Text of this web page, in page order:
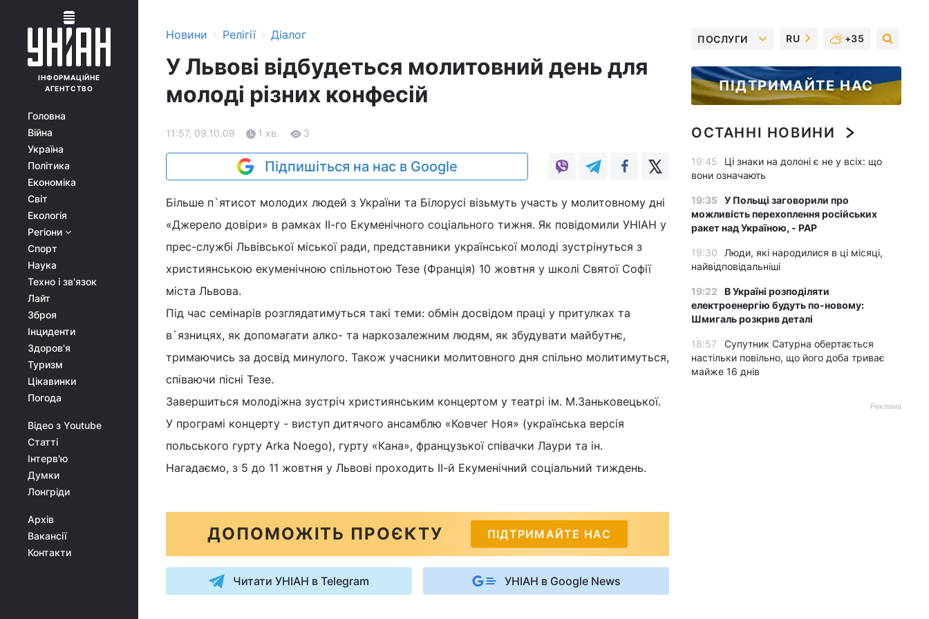
ІНФОРМАЦІЙНЕ
АГЕНТСТВО
Головна
Війна
Україна
Політика
Економіка
Світ
Екологія
Регіони
Спорт
Наука
Техно і зв'язок
Лайт
Зброя
Інциденти
Здоров'я
Туризм
Цікавинки
Погода
Відео з Youtube
Статті
Інтерв'ю
Думки
Лонгріди
Архів
Вакансії
Контакти
Новини › Релігії › Діалог
У Львові відбудеться молитовний день для
молоді різних конфесій
11:57, 09.10.09 1 хв. 3
Підпишіться на нас в Google
Більше п`ятисот молодих людей з України та Білорусі візьмуть участь у молитовному дні
«Джерело довіри» в рамках ІІ-го Екуменічного соціального тижня. Як повідомили УНІАН у
прес-службі Львівської міської ради, представники української молоді зустрінуться з
християнською екуменічною спільнотою Тезе (Франція) 10 жовтня у школі Святої Софії
міста Львова.
Під час семінарів розглядатимуться такі теми: обмін досвідом праці у притулках та
в`язницях, як допомагати алко- та наркозалежним людям, як збудувати майбутнє,
тримаючись за досвід минулого. Також учасники молитовного дня спільно молитимуться,
співаючи пісні Тезе.
Завершиться молодіжна зустріч християнським концертом у театрі ім. М.Заньковецької.
У програмі концерту - виступ дитячого ансамблю «Ковчег Ноя» (українська версія
польського гурту Arka Noego), гурту «Кана», французької співачки Лаури та ін.
Нагадаємо, з 5 до 11 жовтня у Львові проходить ІІ-й Екуменічний соціальний тиждень.
ДОПОМОЖІТЬ ПРОЄКТУ ПІДТРИМАЙТЕ НАС
Читати УНІАН в Telegram УНІАН в Google News
ПОСЛУГИ RU +35
ПІДТРИМАЙТЕ НАС
ОСТАННІ НОВИНИ
19:45
Ці знаки на долоні є не у всіх: що
вони означають
19:35 У Польщі заговорили про
можливість перехоплення російських
ракет над Україною, - PAP
19:30
Люди, які народилися в ці місяці,
найвідповідальніші
19:22
В Україні розподіляти
електроенергію будуть по-новому:
Шмигаль розкрив деталі
18:57
Супутник Сатурна обертається
настільки повільно, що його доба триває
майже 16 днів
Реклама